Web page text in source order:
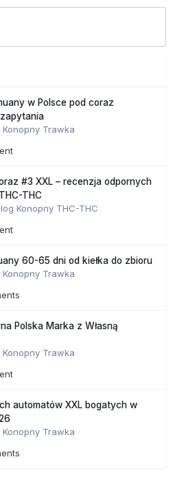
w Polsce pod coraz
Konopny Trawka
#3 XXL – recenzja odpornych
THC
Konopny THC-THC
60-65 dni od kiełka do zbioru
Konopny Trawka
Polska Marka z Własną
Konopny Trawka
automatów XXL bogatych w
Konopny Trawka